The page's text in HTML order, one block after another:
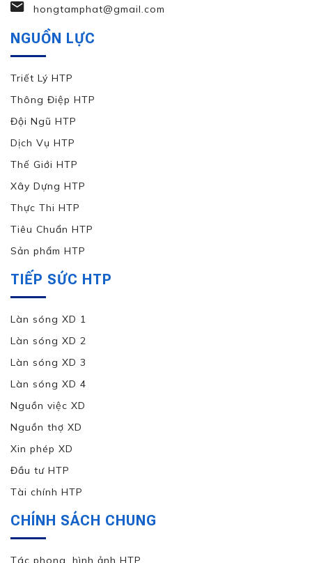
hongtamphat@gmail.com
NGUỒN LỰC
Triết Lý HTP
Thông Điệp HTP
Đội Ngũ HTP
Dịch Vụ HTP
Thế Giới HTP
Xây Dựng HTP
Thực Thi HTP
Tiêu Chuẩn HTP
Sản phẩm HTP
TIẾP SỨC HTP
Làn sóng XD 1
Làn sóng XD 2
Làn sóng XD 3
Làn sóng XD 4
Nguồn việc XD
Nguồn thợ XD
Xin phép XD
Đầu tư HTP
Tài chính HTP
CHÍNH SÁCH CHUNG
Tác phong, hình ảnh HTP